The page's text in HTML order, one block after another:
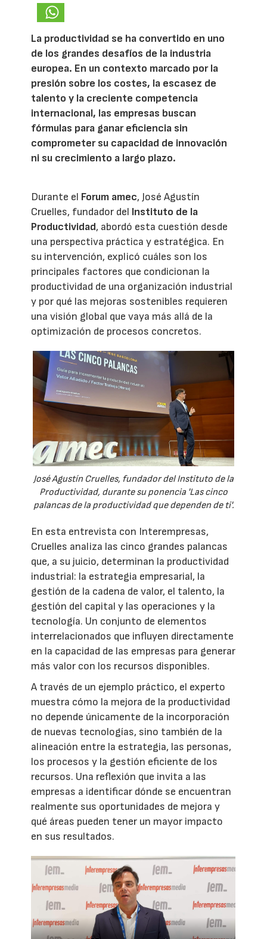
La productividad se ha convertido en uno
de los grandes desafíos de la industria
europea. En un contexto marcado por la
presión sobre los costes, la escasez de
talento y la creciente competencia
internacional, las empresas buscan
fórmulas para ganar eficiencia sin
comprometer su capacidad de innovación
ni su crecimiento a largo plazo.
Durante el Forum amec, José Agustín
Cruelles, fundador del Instituto de la
Productividad, abordó esta cuestión desde
una perspectiva práctica y estratégica. En
su intervención, explicó cuáles son los
principales factores que condicionan la
productividad de una organización industrial
y por qué las mejoras sostenibles requieren
una visión global que vaya más allá de la
optimización de procesos concretos.
José Agustín Cruelles, fundador del Instituto de la
Productividad, durante su ponencia 'Las cinco
palancas de la productividad que dependen de ti'.
En esta entrevista con Interempresas,
Cruelles analiza las cinco grandes palancas
que, a su juicio, determinan la productividad
industrial: la estrategia empresarial, la
gestión de la cadena de valor, el talento, la
gestión del capital y las operaciones y la
tecnología. Un conjunto de elementos
interrelacionados que influyen directamente
en la capacidad de las empresas para generar
más valor con los recursos disponibles.
A través de un ejemplo práctico, el experto
muestra cómo la mejora de la productividad
no depende únicamente de la incorporación
de nuevas tecnologías, sino también de la
alineación entre la estrategia, las personas,
los procesos y la gestión eficiente de los
recursos. Una reflexión que invita a las
empresas a identificar dónde se encuentran
realmente sus oportunidades de mejora y
qué áreas pueden tener un mayor impacto
en sus resultados.